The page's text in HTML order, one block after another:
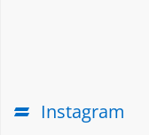
Instagram